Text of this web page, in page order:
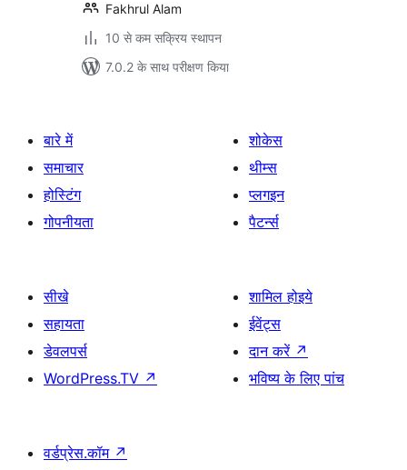
Fakhrul Alam
10 से कम सक्रिय स्थापन
7.0.2 के साथ परीक्षण किया
बारे में
समाचार
होस्टिंग
गोपनीयता
शोकेस
थीम्स
प्लगइन
पैटर्न्स
सीखे
सहायता
डेवलपर्स
WordPress.TV ↗
शामिल होइये
ईवेंट्स
दान करें ↗
भविष्य के लिए पांच
वर्डप्रेस.कॉम ↗